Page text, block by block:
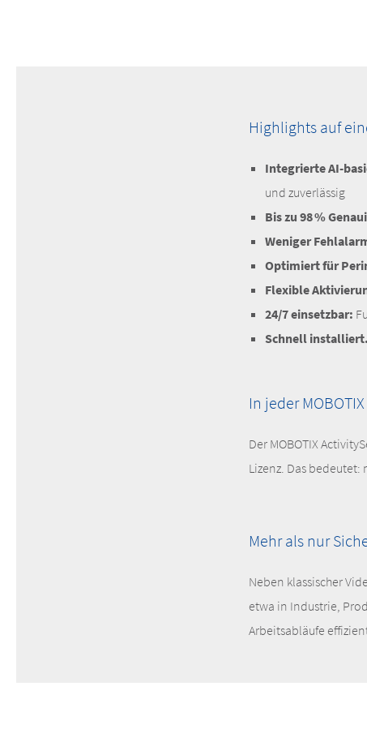
Highlights auf
Integrierte AI-
und zuverlässig
Bis zu 98 %
Weniger
Optimiert für
Flexible
24/7 einsetzbar:
Schnell
In jeder
Der MOBOTIX
Lizenz. Das
Mehr als nur
Neben klassischer
etwa in Industrie,
Arbeitsabläufe